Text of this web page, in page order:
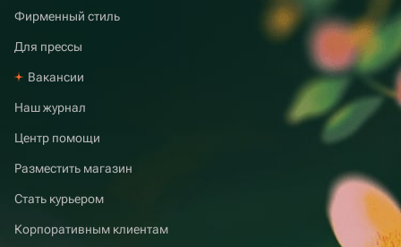
Фирменный стиль
Для прессы
Вакансии
Наш журнал
Центр помощи
Разместить магазин
Стать курьером
Корпоративным клиентам